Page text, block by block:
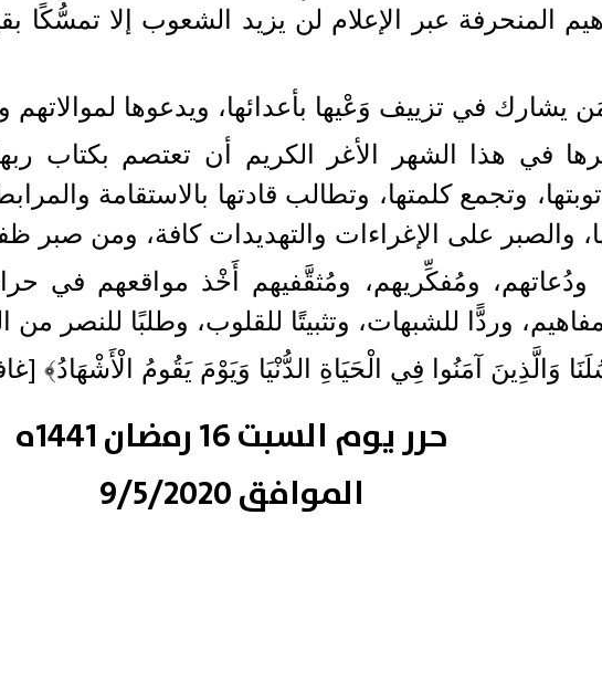
المنحرفة عبر الإعلام لن يزيد الشعوب إلا تمسُّكًا
في تزييف وَعْيها بأعدائها، ويدعوها لموالاتهم
في هذا الشهر الأغر الكريم أن تعتصم بكتاب
وتجمع كلمتها، وتطالب قادتها بالاستقامة
والصبر على الإغراءات والتهديدات كافة، ومن صبر
ومُفكِّريهم، ومُثقَّفيهم أَخْذ مواقعهم في
وردًّا للشبهات، وتثبيتًا للقلوب، وطلبًا للنصر من
وَالَّذِينَ آمَنُوا فِي الْحَيَاةِ الدُّنْيَا وَيَوْمَ يَقُومُ الْأَشْهَادُ﴾
حرر يوم السبت 16 رمضان 1441ه
الموافق 9/5/2020